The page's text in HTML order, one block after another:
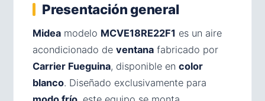
Presentación general
Midea modelo MCVE18RE22F1 es un aire
acondicionado de ventana fabricado por
Carrier Fueguina, disponible en color
blanco. Diseñado exclusivamente para